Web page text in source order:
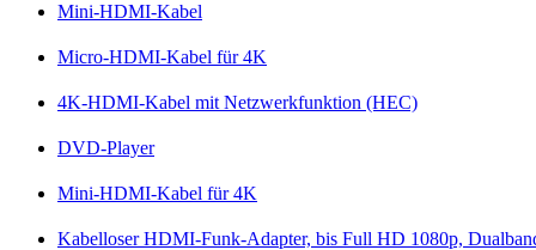
Mini-HDMI-Kabel
Micro-HDMI-Kabel für 4K
4K-HDMI-Kabel mit Netzwerkfunktion (HEC)
DVD-Player
Mini-HDMI-Kabel für 4K
Kabelloser HDMI-Funk-Adapter, bis Full HD 1080p,